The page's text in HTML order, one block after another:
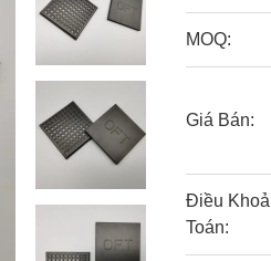
MOQ:
Giá Bán:
Điều
Toán: